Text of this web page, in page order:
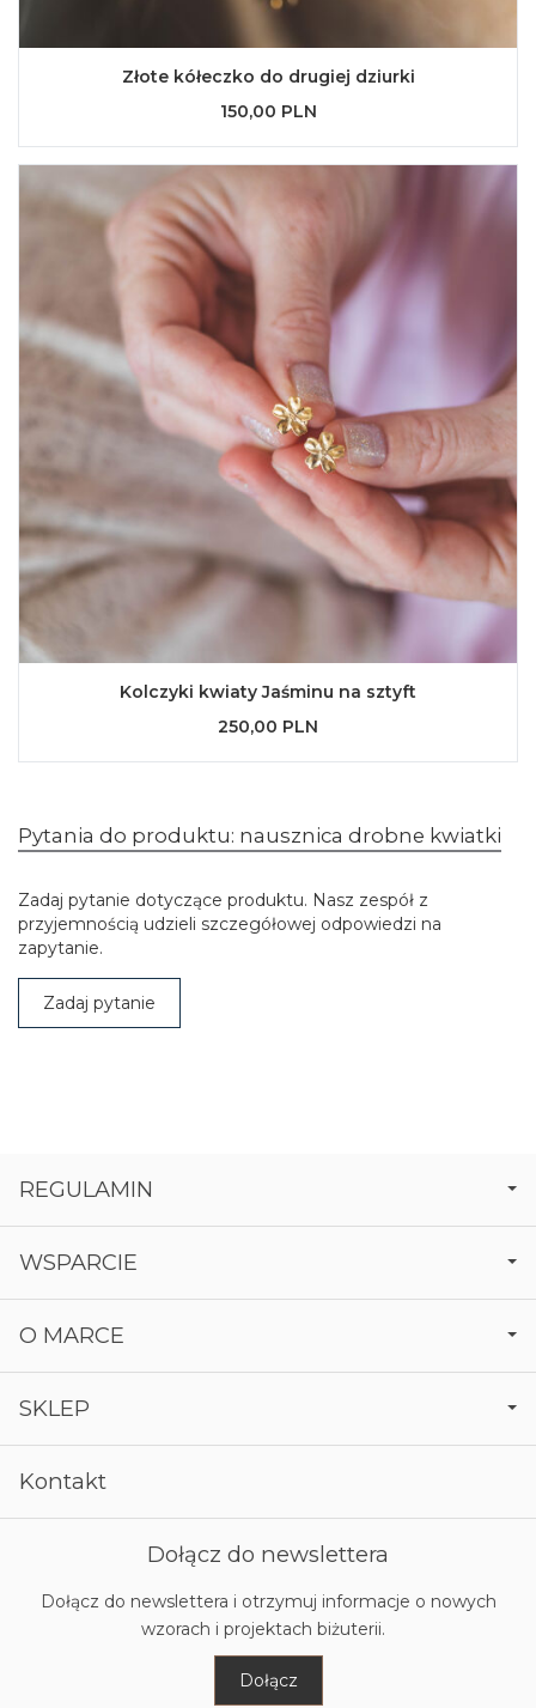
Złote kółeczko do drugiej dziurki
150,00 PLN
Kolczyki kwiaty Jaśminu na sztyft
250,00 PLN
Pytania do produktu: nausznica drobne kwiatki
Zadaj pytanie dotyczące produktu. Nasz zespół z
przyjemnością udzieli szczegółowej odpowiedzi na
zapytanie.
Zadaj pytanie
REGULAMIN
WSPARCIE
O MARCE
SKLEP
Kontakt
Dołącz do newslettera
Dołącz do newslettera i otrzymuj informacje o nowych
wzorach i projektach biżuterii.
Dołącz